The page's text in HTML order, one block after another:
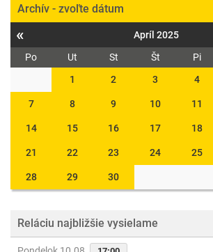
Archív - zvoľte dátum
« Apríl 2025
Po Ut St Št Pi
1
2 3 4
7 8 9 10 11
14 15 16 17 18
21 22 23 24 25
28 29 30
Reláciu najbližšie vysielame